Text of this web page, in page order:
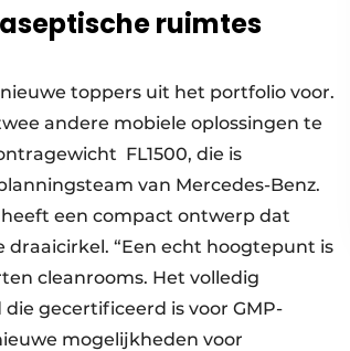
ruimtes
toppers uit het portfolio voor.
andere mobiele oplossingen te
FL1500, die is
van Mercedes-Benz.
een compact ontwerp dat
“Een echt hoogtepunt is
cleanrooms. Het volledig
gecertificeerd is voor GMP-
mogelijkheden voor